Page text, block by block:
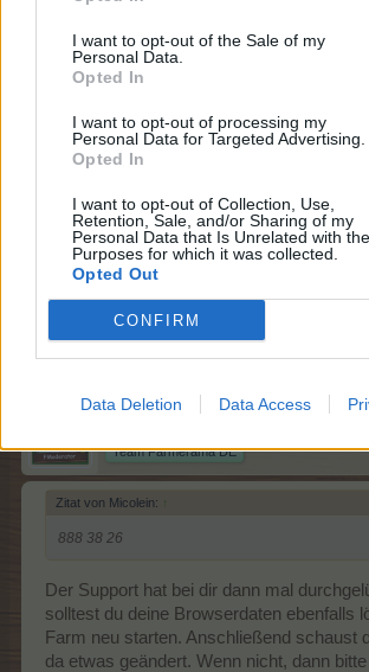
I want to opt-out of the Sale of my
Personal Data.
Opted In
I want to opt-out of processing my
Personal Data for Targeted Advertising.
Opted In
I want to opt-out of Collection, Use,
Retention, Sale, and/or Sharing of my
Personal Data that Is Unrelated with the
Purposes for which it was collected.
Opted Out
CONFIRM
Data Deletion Data Access
könntest du mir bitte mal deine Farm-ID
kann ich nachfragen, ob der Support mal
lüften kann. Vielleicht hilft dir das weiter.
29 Mai 2026
Micolein
Großmeister eines Forums
888 38 26
Frau_Grün
Team Farmerama DE
Zitat von Micolein: ↑
888 38 26
Der Support hat bei dir dann mal
solltest du deine Browserdaten ebenfalls
Farm neu starten. Anschließend schaust
da etwas geändert. Wenn nicht, dann